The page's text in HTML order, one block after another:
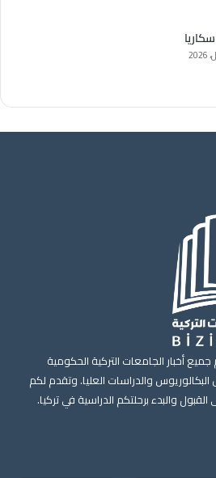
أخبار الجامعات التركية الحكومية
والدراسات العليا. وتقدم لكم
والبدء برحلتكم الدراسية في تركيا.